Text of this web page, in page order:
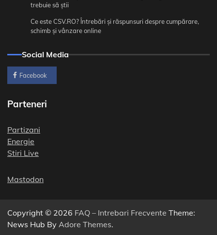
trebuie să știi
Ce este CSV.RO? Întrebări și răspunsuri despre cumpărare,
schimb și vânzare online
Social Media
Facebook
Parteneri
Partizani
Energie
Stiri Live
Mastodon
Copyright © 2026 FAQ – Intrebari Frecvente Theme:
News Hub By Adore Themes.